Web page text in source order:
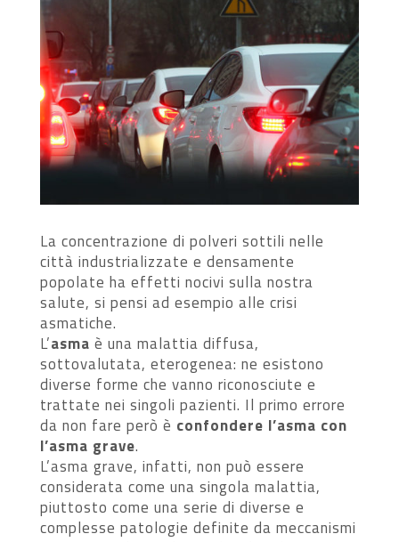
La concentrazione di polveri sottili nelle
città industrializzate e densamente
popolate ha effetti nocivi sulla nostra
salute, si pensi ad esempio alle crisi
asmatiche.
L’asma è una malattia diffusa,
sottovalutata, eterogenea: ne esistono
diverse forme che vanno riconosciute e
trattate nei singoli pazienti. Il primo errore
da non fare però è confondere l’asma con
l’asma grave.
L’asma grave, infatti, non può essere
considerata come una singola malattia,
piuttosto come una serie di diverse e
complesse patologie definite da meccanismi